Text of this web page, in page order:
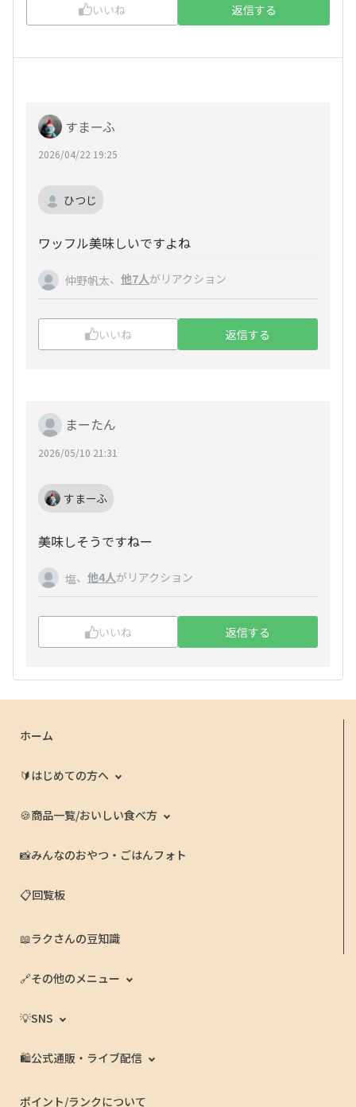
いいね 返信する
すまーふ
2026/04/22 19:25
ひつじ
ワッフル美味しいですよね
仲野帆太、 他7人がリアクション
いいね 返信する
まーたん
2026/05/10 21:31
すまーふ
美味しそうですねー
塩、 他4人がリアクション
いいね 返信する
ホーム
🔰はじめての方へ
🍪商品一覧/おいしい食べ方
📸みんなのおやつ・ごはんフォト
📋回覧板
📖ラクさんの豆知識
🔗その他のメニュー
💡SNS
🛍️公式通販・ライブ配信
ポイント/ランクについて